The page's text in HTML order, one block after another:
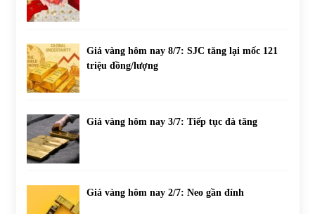
Giá vàng hôm nay 8/7: SJC tăng lại mốc 121
triệu đồng/lượng
Giá vàng hôm nay 3/7: Tiếp tục đà tăng
Giá vàng hôm nay 2/7: Neo gần đỉnh